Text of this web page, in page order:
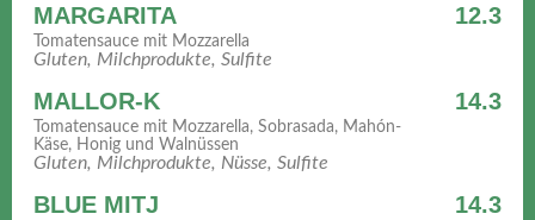
MARGARITA 12.3
Tomatensauce mit Mozzarella
Gluten, Milchprodukte, Sulfite
MALLOR-K 14.3
Tomatensauce mit Mozzarella, Sobrasada, Mahón-
Käse, Honig und Walnüssen
Gluten, Milchprodukte, Nüsse, Sulfite
BLUE MITJ 14.3